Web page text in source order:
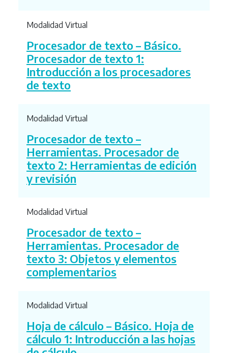
Modalidad Virtual
Procesador de texto – Básico.
Procesador de texto 1:
Introducción a los procesadores
de texto
Modalidad Virtual
Procesador de texto –
Herramientas. Procesador de
texto 2: Herramientas de edición
y revisión
Modalidad Virtual
Procesador de texto –
Herramientas. Procesador de
texto 3: Objetos y elementos
complementarios
Modalidad Virtual
Hoja de cálculo – Básico. Hoja de
cálculo 1: Introducción a las hojas